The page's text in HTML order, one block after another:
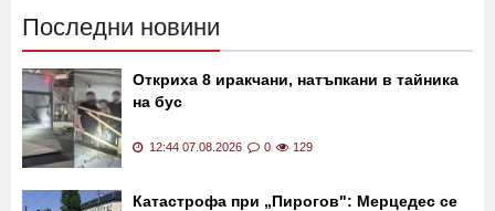
Последни новини
Откриха 8 иракчани, натъпкани в тайника
на бус
12:44 07.08.2026 0 129
Катастрофа при „Пирогов": Мерцедес се